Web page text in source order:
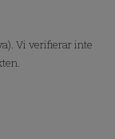
Vi verifierar inte